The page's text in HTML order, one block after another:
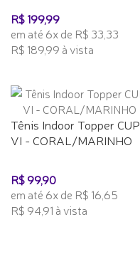
R$ 199,99
em até 6x de R$ 33,33
R$ 189,99 à vista
Tênis Indoor Topper CUP
VI - CORAL/MARINHO
R$ 99,90
em até 6x de R$ 16,65
R$ 94,91 à vista